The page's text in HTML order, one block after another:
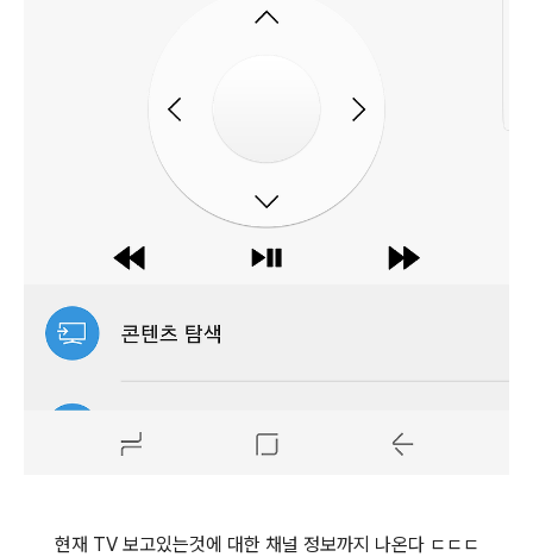
현재 TV 보고있는것에 대한 채널 정보까지 나온다 ㄷㄷㄷ